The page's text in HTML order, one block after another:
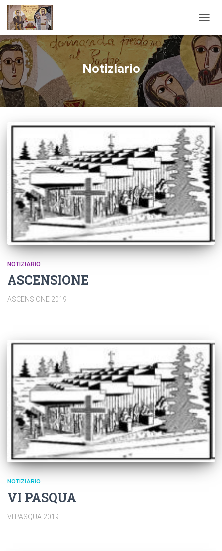
Notiziario
NOTIZIARIO
ASCENSIONE
ASCENSIONE 2019
NOTIZIARIO
VI PASQUA
VI PASQUA 2019